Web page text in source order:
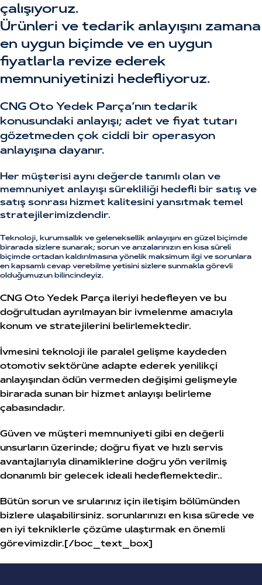
çalışıyoruz.
Ürünleri ve tedarik anlayışını zamana
en uygun biçimde ve en uygun
fiyatlarla revize ederek
memnuniyetinizi hedefliyoruz.
CNG Oto Yedek Parça’nın tedarik
konusundaki anlayışı; adet ve fiyat tutarı
gözetmeden çok ciddi bir operasyon
anlayışına dayanır.
Her müşterisi aynı değerde tanımlı olan ve
memnuniyet anlayışı sürekliliği hedefli bir satış ve
satış sonrası hizmet kalitesini yansıtmak temel
stratejilerimizdendir.
Teknoloji, kurumsallık ve geleneksellik anlayışını en güzel biçimde
birarada sizlere sunarak; sorun ve arızalarınızın en kısa süreli
biçimde ortadan kaldırılmasına yönelik maksimum ilgi ve sorunlara
en kapsamlı cevap verebilme yetisini sizlere sunmakla görevli
olduğumuzun bilincindeyiz.
CNG Oto Yedek Parça ileriyi hedefleyen ve bu
doğrultudan ayrılmayan bir ivmelenme amacıyla
konum ve stratejilerini belirlemektedir.
İvmesini teknoloji ile paralel gelişme kaydeden
otomotiv sektörüne adapte ederek yenilikçi
anlayışından ödün vermeden değişimi gelişmeyle
birarada sunan bir hizmet anlayışı belirleme
çabasındadır.
Güven ve müşteri memnuniyeti gibi en değerli
unsurların üzerinde; doğru fiyat ve hızlı servis
avantajlarıyla dinamiklerine doğru yön verilmiş
donanımlı bir gelecek ideali hedeflemektedir..
Bütün sorun ve srularınız için iletişim bölümünden
bizlere ulaşabilirsiniz. sorunlarınızı en kısa sürede ve
en iyi tekniklerle çözüme ulaştırmak en önemli
görevimizdir.[/boc_text_box]